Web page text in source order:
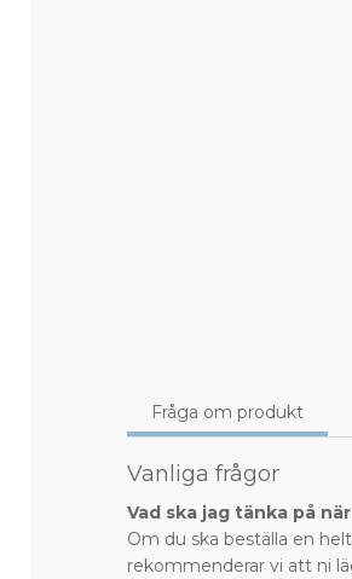
Fråga om produkt
Vanliga frågor
Vad ska jag tänka på
Om du ska beställa en
rekommenderar vi att ni